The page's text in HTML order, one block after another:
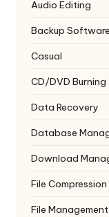
Audio Editing
Backup Software
Casual
CD/DVD Burning
Data Recovery
Database
Download
File Compression
File Management